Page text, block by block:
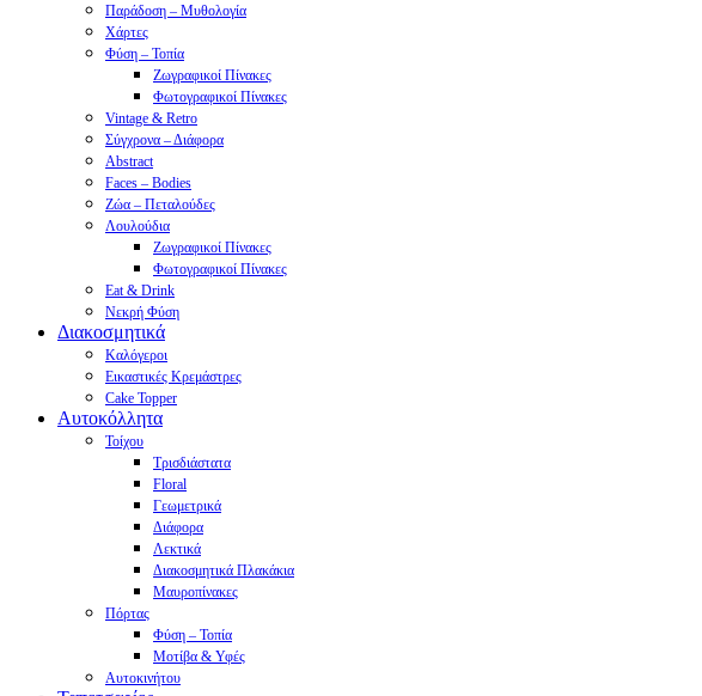
Παράδοση – Μυθολογία
Χάρτες
Φύση – Τοπία
Ζωγραφικοί Πίνακες
Φωτογραφικοί Πίνακες
Vintage & Retro
Σύγχρονα – Διάφορα
Abstract
Faces – Bodies
Ζώα – Πεταλούδες
Λουλούδια
Ζωγραφικοί Πίνακες
Φωτογραφικοί Πίνακες
Eat & Drink
Νεκρή Φύση
Διακοσμητικά
Καλόγεροι
Εικαστικές Κρεμάστρες
Cake Topper
Αυτοκόλλητα
Τοίχου
Τρισδιάστατα
Floral
Γεωμετρικά
Διάφορα
Λεκτικά
Διακοσμητικά Πλακάκια
Μαυροπίνακες
Πόρτας
Φύση – Τοπία
Μοτίβα & Υφές
Αυτοκινήτου